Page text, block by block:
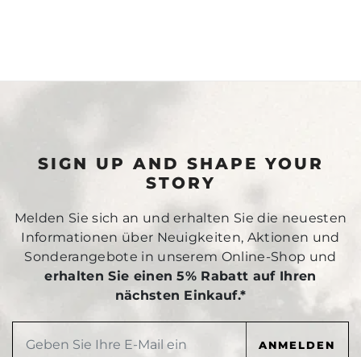
SIGN UP AND SHAPE YOUR
STORY
Melden Sie sich an und erhalten Sie die neuesten
Informationen über Neuigkeiten, Aktionen und
Sonderangebote in unserem Online-Shop und
erhalten Sie einen 5% Rabatt auf Ihren
nächsten Einkauf.*